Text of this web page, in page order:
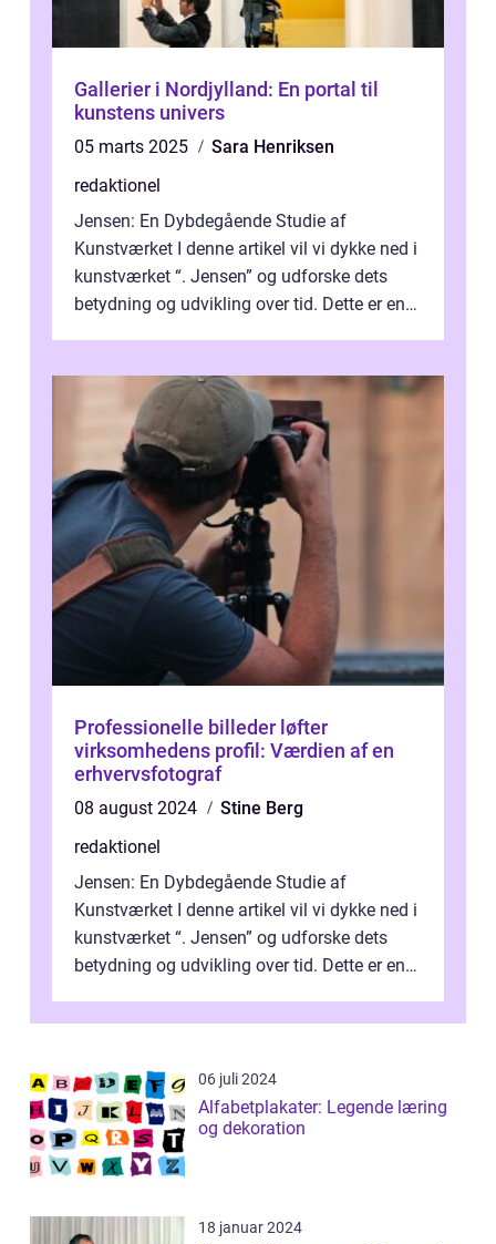
Gallerier i Nordjylland: En portal til
kunstens univers
05 marts 2025
Sara Henriksen
redaktionel
Jensen: En Dybdegående Studie af
Kunstværket I denne artikel vil vi dykke ned i
kunstværket “. Jensen” og udforske dets
betydning og udvikling over tid. Dette er en
Professionelle billeder løfter
virksomhedens profil: Værdien af en
erhvervsfotograf
08 august 2024
Stine Berg
redaktionel
Jensen: En Dybdegående Studie af
Kunstværket I denne artikel vil vi dykke ned i
kunstværket “. Jensen” og udforske dets
betydning og udvikling over tid. Dette er en
06 juli 2024
Alfabetplakater: Legende læring
og dekoration
18 januar 2024